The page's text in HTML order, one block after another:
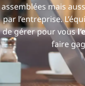
assemblées mais
par l’entreprise.
de gérer pour vous
faire